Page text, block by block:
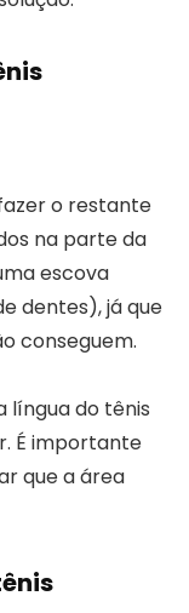
o restante
na parte da
escova
dentes), já que
conseguem.
língua do tênis
É importante
que a área